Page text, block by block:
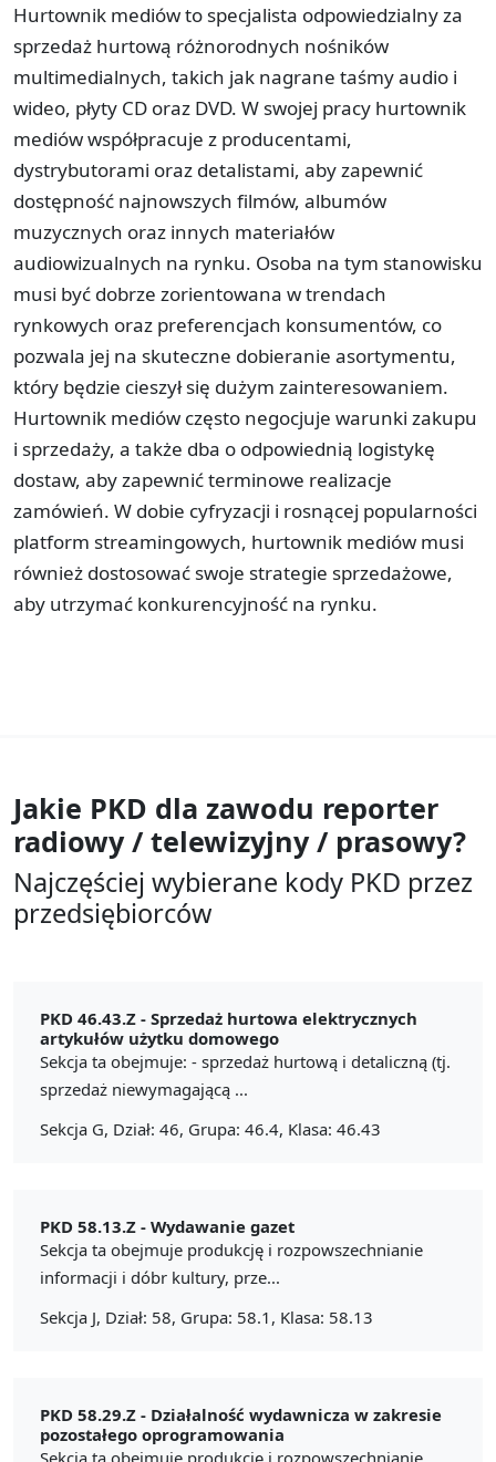
Hurtownik mediów to specjalista odpowiedzialny za
sprzedaż hurtową różnorodnych nośników
multimedialnych, takich jak nagrane taśmy audio i
wideo, płyty CD oraz DVD. W swojej pracy hurtownik
mediów współpracuje z producentami,
dystrybutorami oraz detalistami, aby zapewnić
dostępność najnowszych filmów, albumów
muzycznych oraz innych materiałów
audiowizualnych na rynku. Osoba na tym stanowisku
musi być dobrze zorientowana w trendach
rynkowych oraz preferencjach konsumentów, co
pozwala jej na skuteczne dobieranie asortymentu,
który będzie cieszył się dużym zainteresowaniem.
Hurtownik mediów często negocjuje warunki zakupu
i sprzedaży, a także dba o odpowiednią logistykę
dostaw, aby zapewnić terminowe realizacje
zamówień. W dobie cyfryzacji i rosnącej popularności
platform streamingowych, hurtownik mediów musi
również dostosować swoje strategie sprzedażowe,
aby utrzymać konkurencyjność na rynku.
Jakie PKD dla zawodu reporter
radiowy / telewizyjny / prasowy?
Najczęściej wybierane kody PKD przez
przedsiębiorców
PKD 46.43.Z - Sprzedaż hurtowa elektrycznych
artykułów użytku domowego
Sekcja ta obejmuje: - sprzedaż hurtową i detaliczną (tj.
sprzedaż niewymagającą ...
Sekcja G, Dział: 46, Grupa: 46.4, Klasa: 46.43
PKD 58.13.Z - Wydawanie gazet
Sekcja ta obejmuje produkcję i rozpowszechnianie
informacji i dóbr kultury, prze...
Sekcja J, Dział: 58, Grupa: 58.1, Klasa: 58.13
PKD 58.29.Z - Działalność wydawnicza w zakresie
pozostałego oprogramowania
Sekcja ta obejmuje produkcję i rozpowszechnianie